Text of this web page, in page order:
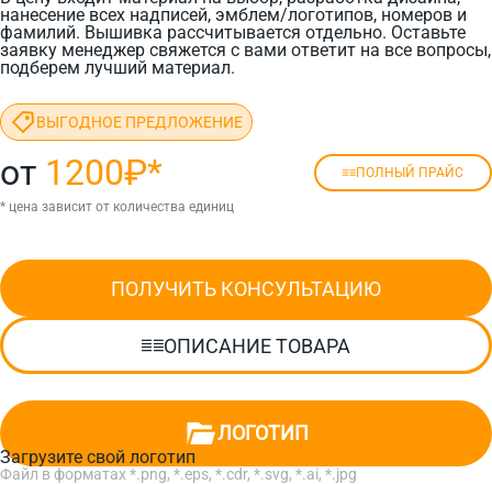
нанесение всех надписей, эмблем/логотипов, номеров и
фамилий. Вышивка рассчитывается отдельно. Оставьте
заявку менеджер свяжется с вами ответит на все вопросы,
подберем лучший материал.
ВЫГОДНОЕ ПРЕДЛОЖЕНИЕ
от 1200₽* ПОЛНЫЙ ПРАЙС
* цена зависит от количества единиц
ПОЛУЧИТЬ КОНСУЛЬТАЦИЮ
ОПИСАНИЕ ТОВАРА
ЛОГОТИП
Загрузите свой логотип
Файл в форматах *.png, *.eps, *.cdr, *.svg, *.ai, *.jpg